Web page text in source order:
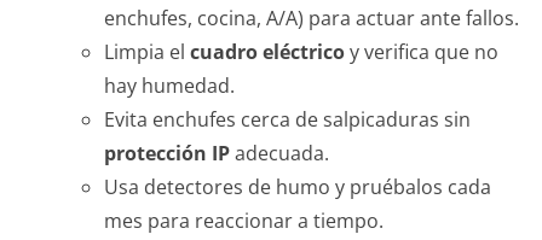
enchufes, cocina, A/A) para actuar ante fallos.
Limpia el cuadro eléctricoy verifica que no
hay humedad.
Evita enchufes cerca de salpicaduras sin
protección IPadecuada.
Usa detectores de humo y pruébalos cada
mes para reaccionar a tiempo.